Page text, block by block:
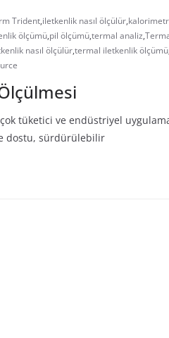
Trident,iletkenlik nasıl ölçülür,
ölçümü,pil ölçümü,termal analiz,
nasıl ölçülür,termal iletkenlik ölçümü
tüketici ve endüstriyel
dostu, sürdürülebilir